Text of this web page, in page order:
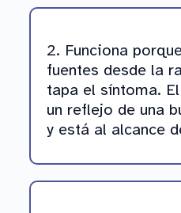
2. Funciona
fuentes desde la
tapa el síntoma.
un reflejo de una
y está al alcance